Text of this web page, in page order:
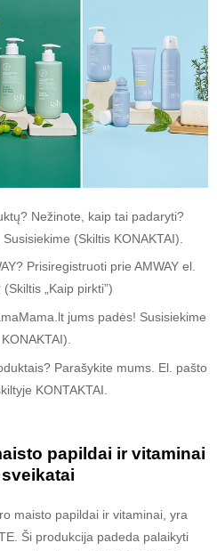
Nežinote, kaip tai padaryti?
(Skiltis KONAKTAI).
Prisiregistruoti prie AMWAY el.
„Kaip pirkti”)
jums padės! Susisiekime
Parašykite mums. El. pašto
KONTAKTAI.
papildai ir vitaminai
maisto papildai ir vitaminai, yra
Ši produkcija padeda palaikyti